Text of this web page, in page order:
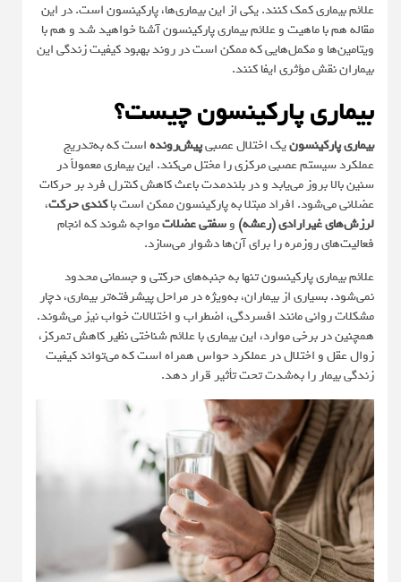
علائم بیماری کمک کنند. یکی از این بیماری‌ها، پارکینسون است. در این
مقاله هم با ماهیت و علائم بیماری پارکینسون آشنا خواهید شد و هم با
ویتامین‌ها و مکمل‌هایی که ممکن است در روند بهبود کیفیت زندگی این
بیماران نقش مؤثری ایفا کنند.
بیماری پارکینسون چیست؟
بیماری پارکینسونیک اختلال عصبیپیش‌روندهاست که به‌تدریج
عملکرد سیستم عصبی مرکزی را مختل می‌کند. این بیماری معمولاً در
سنین بالا بروز می‌یابد و در بلندمدت باعث کاهش کنترل فرد بر حرکات
عضلانی می‌شود. افراد مبتلا به پارکینسون ممکن است باکندی حرکت،
لرزش‌های غیرارادی (رعشه) وسفتی عضلاتمواجه شوند که انجام
فعالیت‌های روزمره را برای آن‌ها دشوار می‌سازد.
علائم بیماری پارکینسون تنها به جنبه‌های حرکتی و جسمانی محدود
نمی‌شود. بسیاری از بیماران، به‌ویژه در مراحل پیشرفته‌تر بیماری، دچار
مشکلات روانی مانند افسردگی، اضطراب و اختلالات خواب نیز می‌شوند.
همچنین در برخی موارد، این بیماری با علائم شناختی نظیر کاهش تمرکز،
زوال عقل و اختلال در عملکرد حواس همراه است که می‌تواند کیفیت
زندگی بیمار را به‌شدت تحت تأثیر قرار دهد.